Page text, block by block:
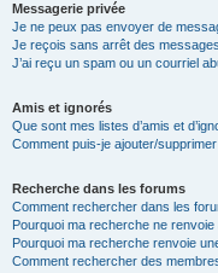
Messagerie privée
Je ne peux pas envoyer de
Je reçois sans arrêt des
J’ai reçu un spam ou un courriel
Amis et ignorés
Que sont mes listes d’amis et
Comment puis-je ajouter/
Recherche dans les forums
Comment rechercher dans les
Pourquoi ma recherche ne
Pourquoi ma recherche renvoie
Comment rechercher des